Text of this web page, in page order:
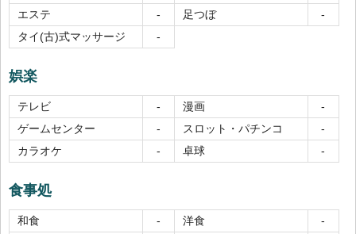
エステ
- 足つぼ
-
タイ(古)式マッサージ
-
娯楽
テレビ - 漫画
-
ゲームセンター
- スロット・パチンコ
-
カラオケ
- 卓球 -
食事処
和食 - 洋食 -